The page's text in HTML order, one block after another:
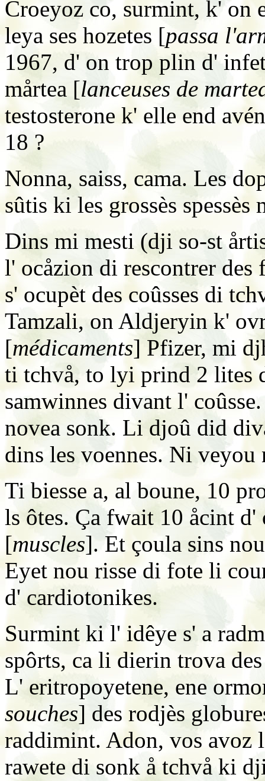
Croeyoz co, surmint, k' on
leya ses hozetes [passa
1967, d' on trop plin d'
mårtea [lanceuses de
testosterone k' elle end
18 ?
Nonna, saiss, cama. Les
sûtis ki les grossès
Dins mi mesti (dji so-st
l' ocåzion di rescontrer des
s' ocupèt des coûsses di
Tamzali, on Aldjeryin k'
[médicaments] Pfizer, mi
ti tchvå, to lyi prind 2 lites
samwinnes divant l'
novea sonk. Li djoû did
dins les voennes. Ni
Ti biesse a, al boune, 10
ls ôtes. Ça fwait 10 åcint
[muscles]. Et çoula sins
Eyet nou risse di fote li
d' cardiotonikes.
Surmint ki l' idêye s' a
spôrts, ca li dierin trova
L' eritropoyetene, ene
souches] des rodjès
raddimint. Adon, vos avoz
rawete di sonk å tchvå ki